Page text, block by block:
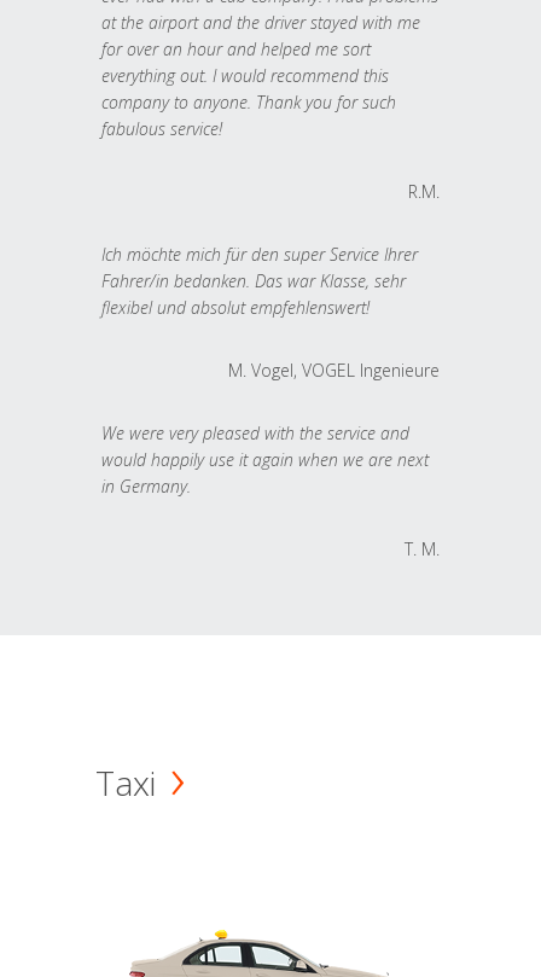
at the airport and the driver stayed with me
for over an hour and helped me sort
everything out. I would recommend this
company to anyone. Thank you for such
fabulous service!
R.M.
Ich möchte mich für den super Service Ihrer
Fahrer/in bedanken. Das war Klasse, sehr
flexibel und absolut empfehlenswert!
M. Vogel, VOGEL Ingenieure
We were very pleased with the service and
would happily use it again when we are next
in Germany.
T. M.
Taxi